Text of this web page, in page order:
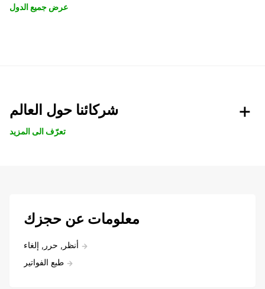
عرض جميع الدول
شركائنا حول العالم
تعرّف الى المزيد
معلومات عن حجزك
أنظر, حرر, إلغاء
طبع الفواتير